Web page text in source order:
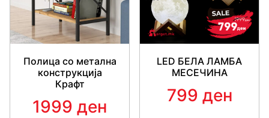
Полица со метална
конструкција
Крафт
1999 ден
LED БЕЛА ЛАМБА
МЕСЕЧИНА
799 ден